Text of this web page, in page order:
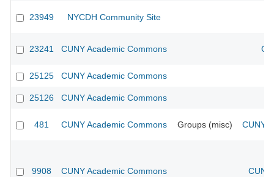
23949 NYCDH Community Site
23241 CUNY Academic Commons
25125 CUNY Academic Commons
25126 CUNY Academic Commons
481 CUNY Academic Commons Groups (misc) CUNY
9908 CUNY Academic Commons